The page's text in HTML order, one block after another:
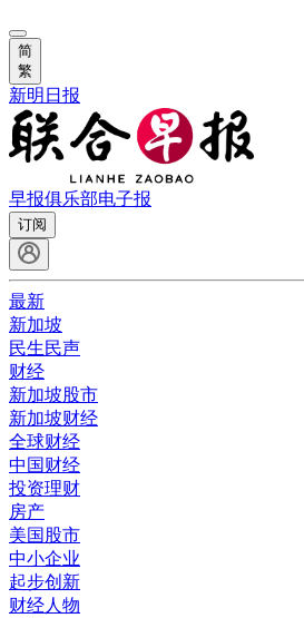
简
繁
新明日报
早报俱乐部电子报
订阅
最新
新加坡
民生民声
财经
新加坡股市
新加坡财经
全球财经
中国财经
投资理财
房产
美国股市
中小企业
起步创新
财经人物